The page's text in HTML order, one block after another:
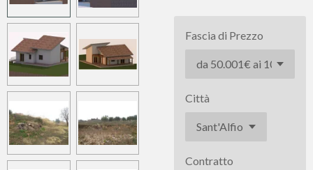
Fascia di Prezzo
Città
Contratto